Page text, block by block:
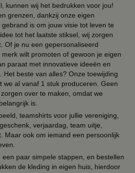
kunnen wij het bedrukken voor jou!
grenzen, dankzij onze eigen
is om jouw visie tot leven te
tot het laatste stiksel, wij zorgen
Of je nu een gepersonaliseerd
wilt promoten of gewoon je eigen
paraat met innovatieve ideeën en
Het beste van alles? Onze toewijding
we al vanaf 1 stuk produceren. Geen
over te maken, omdat we
is.
teamshirts voor jullie vereniging,
verjaardag, team uitje,
Maar ook om iemand een persoonlijk
paar simpele stappen, en bestellen
de kleding in eigen huis, hierdoor